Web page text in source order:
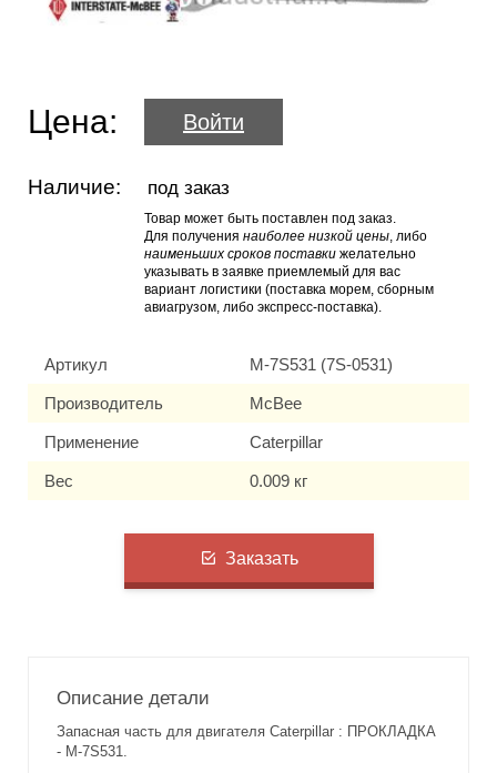
Цена: Войти
Наличие: под заказ
Товар может быть поставлен под заказ.
Для получения наиболее низкой цены, либо
наименьших сроков поставки желательно
указывать в заявке приемлемый для вас
вариант логистики (поставка морем, сборным
авиагрузом, либо экспресс-поставка).
Артикул M-7S531 (7S-0531)
Производитель McBee
Применение Caterpillar
Вес 0.009 кг
Заказать
Описание детали
Запасная часть для двигателя Caterpillar : ПРОКЛАДКА
- M-7S531.